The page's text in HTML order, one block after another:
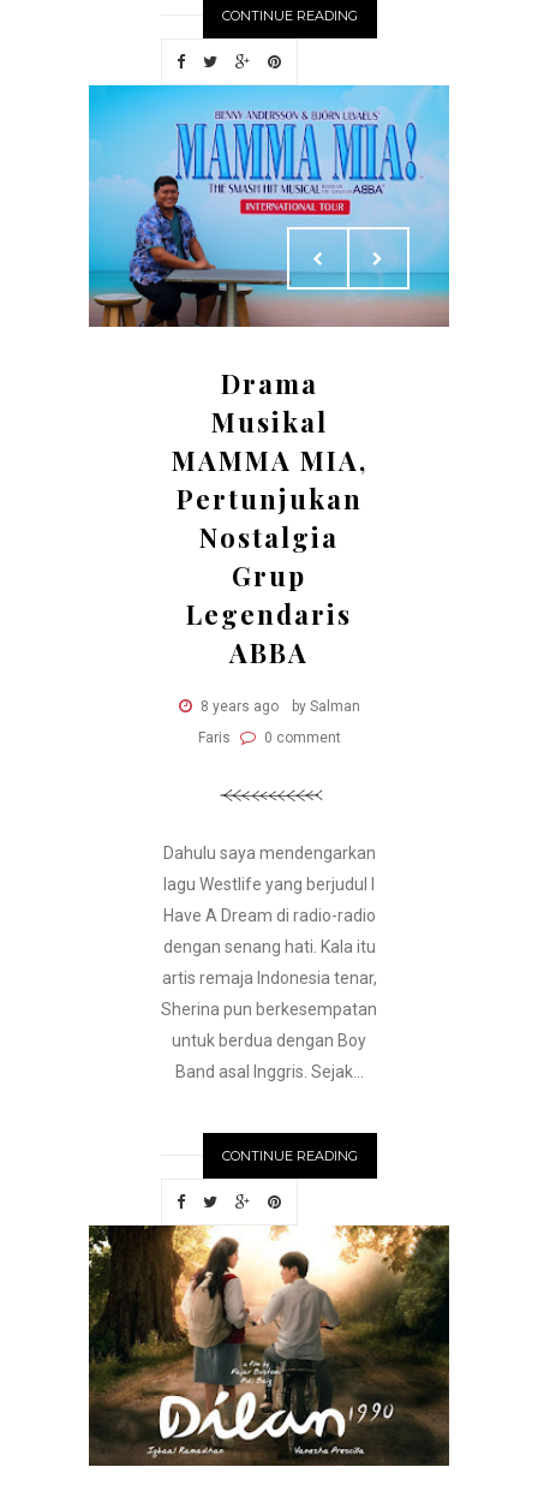
CONTINUE READING
Drama
Musikal
MAMMA MIA,
Pertunjukan
Nostalgia
Grup
Legendaris
ABBA
8 years ago
by Salman
Faris
0 comment
Dahulu saya mendengarkan
lagu Westlife yang berjudul I
Have A Dream di radio-radio
dengan senang hati. Kala itu
artis remaja Indonesia tenar,
Sherina pun berkesempatan
untuk berdua dengan Boy
Band asal Inggris. Sejak...
CONTINUE READING